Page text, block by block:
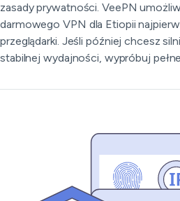
zasady prywatności. VeePN
darmowego VPN dla Etiopii
przeglądarki. Jeśli później chcesz
stabilnej wydajności, wypróbuj